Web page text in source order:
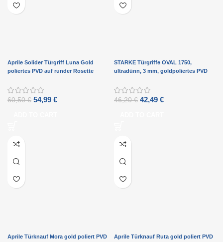
Aprile Solider Türgriff Luna Gold
poliertes PVD auf runder Rosette
60,50€ 54,99 €
STARKE Türgriffe OVAL 1750,
ultradünn, 3 mm, goldpoliertes PVD
46,20€ 42,49 €
Aprile Türknauf Mora gold poliert PVD
Aprile Türknauf Ruta gold poliert PVD